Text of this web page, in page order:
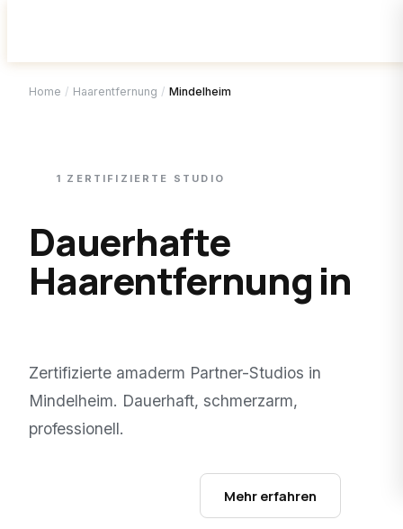
Home / Haarentfernung / Mindelheim
1 ZERTIFIZIERTE STUDIO
Dauerhafte
Haarentfernung in
Zertifizierte amaderm Partner-Studios in
Mindelheim. Dauerhaft, schmerzarm,
professionell.
Mehr erfahren